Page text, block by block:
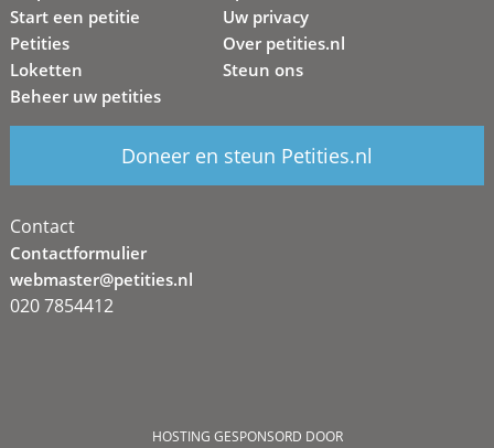
Start een petitie
Petities
Loketten
Beheer uw petities
Uw privacy
Over petities.nl
Steun ons
Doneer en steun Petities.nl
Contact
Contactformulier
webmaster@petities.nl
020 7854412
HOSTING GESPONSORD DOOR